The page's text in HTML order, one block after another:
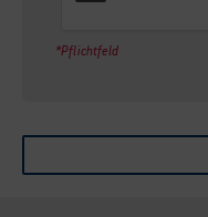
*Pflichtfeld